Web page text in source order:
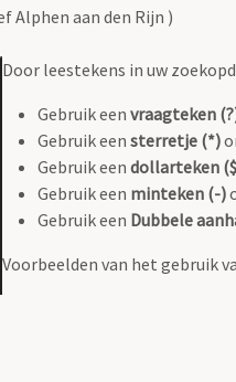
Alphen aan den Rijn )
Door leestekens in uw
Gebruik een vraagteken
Gebruik een sterretje (*)
Gebruik een dollarteken
Gebruik een minteken (-)
Gebruik een Dubbele
Voorbeelden van het gebruik